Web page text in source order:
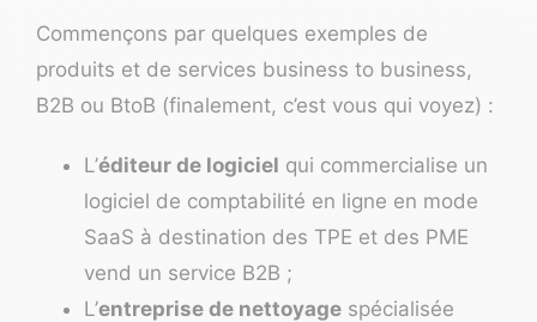
Commençons par quelques exemples de
produits et de services business to business,
B2B ou BtoB (finalement, c’est vous qui voyez) :
L’éditeur de logiciel qui commercialise un
logiciel de comptabilité en ligne en mode
SaaS à destination des TPE et des PME
vend un service B2B ;
L’entreprise de nettoyage spécialisée